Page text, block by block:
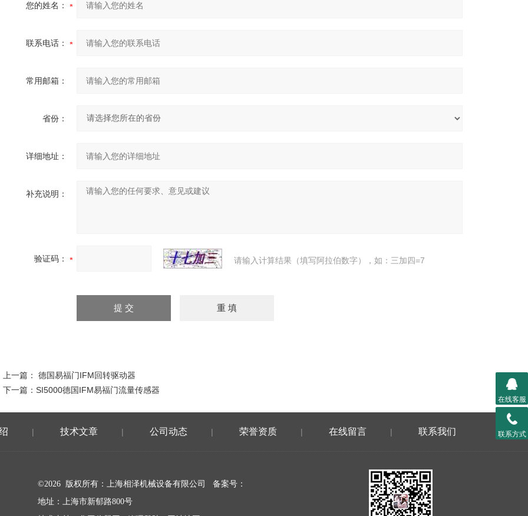
您的姓名：
联系电话：
常用邮箱：
省份：
详细地址：
补充说明：
验证码： 请输入计算结果（填写阿拉伯数字），如：三加四=7
上一篇： 德国易福门IFM回转驱动器
下一篇： SI5000德国IFM易福门流量传感器
| 技术文章 | 公司动态 | 荣誉资质 | 在线留言 | 联系我们
©2026 版权所有：上海相泽机械设备有限公司 备案号：
地址：上海市新郁路800号
在线客服
联系方式